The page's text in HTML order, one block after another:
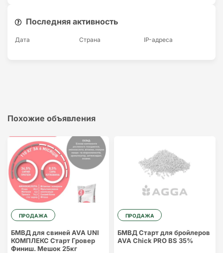
Последняя активность
Дата Страна IP-адресa
Похожие объявления
ПРОДАЖА
БМВД для свиней AVA UNI
КОМПЛЕКС Старт Гровер
Финиш. Мешок 25кг
ПРОДАЖА
БМВД Старт для бройлеров
AVA Chick PRO BS 35%